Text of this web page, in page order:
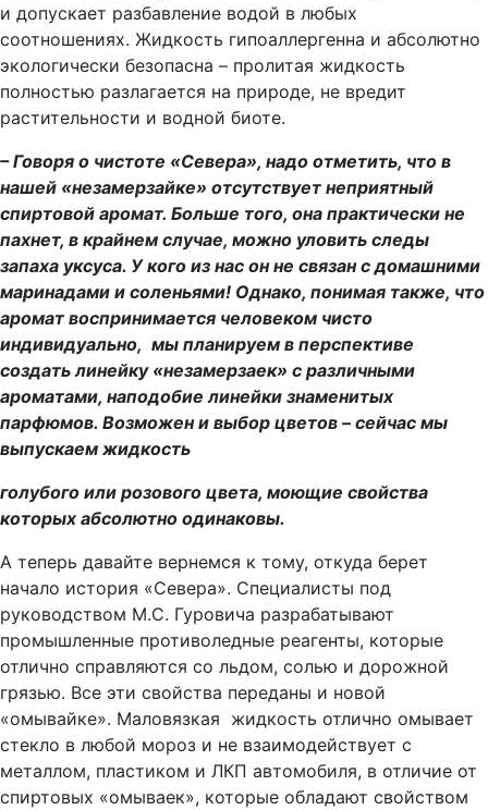
и допускает разбавление водой в любых
соотношениях. Жидкость гипоаллергенна и абсолютно
экологически безопасна – пролитая жидкость
полностью разлагается на природе, не вредит
растительности и водной биоте.
– Говоря о чистоте «Севера», надо отметить, что в
нашей «незамерзайке» отсутствует неприятный
спиртовой аромат. Больше того, она практически не
пахнет, в крайнем случае, можно уловить следы
запаха уксуса. У кого из нас он не связан с домашними
маринадами и соленьями! Однако, понимая также, что
аромат воспринимается человеком чисто
индивидуально, мы планируем в перспективе
создать линейку «незамерзаек» с различными
ароматами, наподобие линейки знаменитых
парфюмов. Возможен и выбор цветов – сейчас мы
выпускаем жидкость
голубого или розового цвета, моющие свойства
которых абсолютно одинаковы.
А теперь давайте вернемся к тому, откуда берет
начало история «Севера». Специалисты под
руководством М.С. Гуровича разрабатывают
промышленные противоледные реагенты, которые
отлично справляются со льдом, солью и дорожной
грязью. Все эти свойства переданы и новой
«омывайке». Маловязкая жидкость отлично омывает
стекло в любой мороз и не взаимодействует с
металлом, пластиком и ЛКП автомобиля, в отличие от
спиртовых «омываек», которые обладают свойством